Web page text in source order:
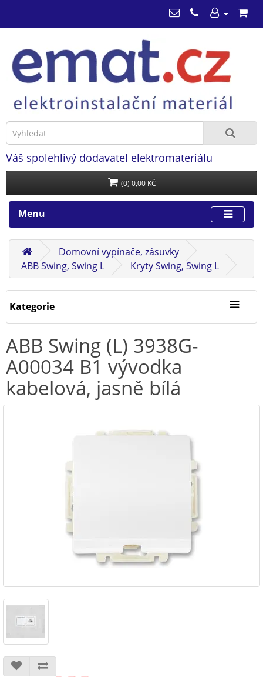
Váš spolehlivý dodavatel elektromateriálu
(0) 0,00 KČ
Menu
Domovní vypínače, zásuvky
ABB Swing, Swing L
Kryty Swing, Swing L
Kategorie
ABB Swing (L) 3938G-
A00034 B1 vývodka
kabelová, jasně bílá